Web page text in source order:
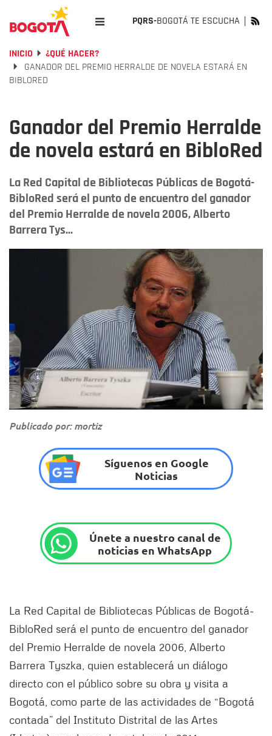
PQRS-BOGOTÁ TE ESCUCHA
INICIO
¿QUÉ HACER?
GANADOR DEL PREMIO HERRALDE DE NOVELA ESTARÁ EN
BIBLORED
Ganador del Premio Herralde
de novela estará en BibloRed
La Red Capital de Bibliotecas Públicas de Bogotá-
BibloRed será el punto de encuentro del ganador
del Premio Herralde de novela 2006, Alberto
Barrera Tys...
Publicado por: mortiz
Síguenos en Google
Noticias
Únete a nuestro canal de
noticias en WhatsApp
La Red Capital de Bibliotecas Públicas de Bogotá-
BibloRed será el punto de encuentro del ganador
del Premio Herralde de novela 2006, Alberto
Barrera Tyszka, quien establecerá un diálogo
directo con el público sobre su obra y visita a
Bogotá, como parte de las actividades de “Bogotá
contada” del Instituto Distrital de las Artes